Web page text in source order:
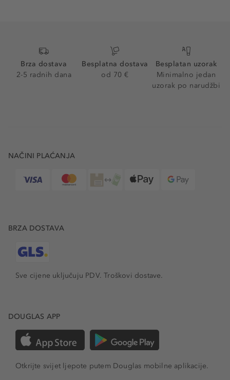
Brza dostava
2-5 radnih dana
Besplatna dostava
od 70 €
Besplatan uzorak
Minimalno jedan
uzorak po narudžbi
NAČINI PLAĆANJA
BRZA DOSTAVA
Sve cijene uključuju PDV.Troškovi dostave.
DOUGLAS APP
Otkrijte svijet ljepote putem Douglas mobilne aplikacije.